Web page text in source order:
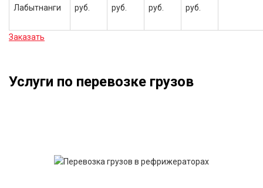
Лабытнанги
руб.
руб.
руб.
руб.
Заказать
Услуги по перевозке грузов